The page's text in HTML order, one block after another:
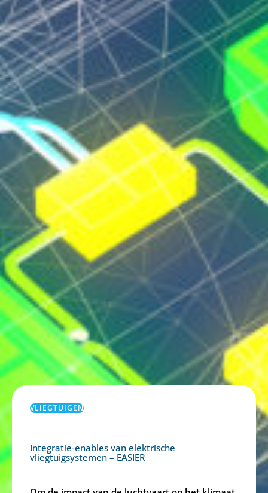
VLIEGTUIGEN
Integratie-enables van elektrische
vliegtuigsystemen – EASIER